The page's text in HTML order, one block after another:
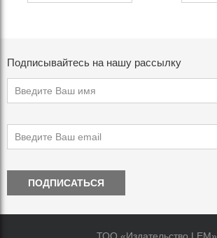
Подписывайтесь на нашу рассылку
ПОДПИСАТЬСЯ